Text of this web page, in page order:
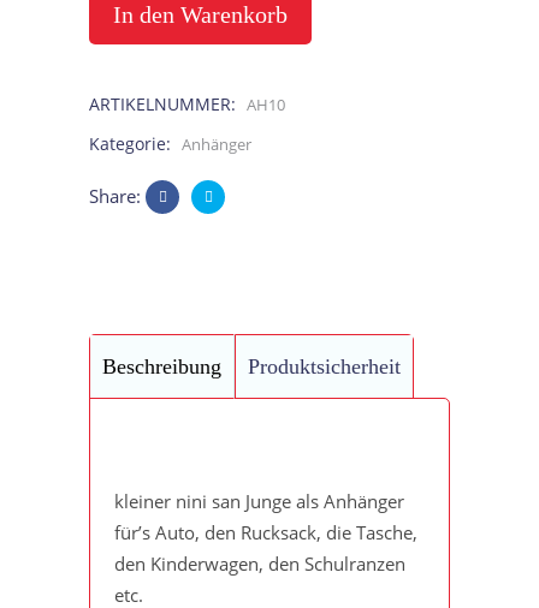
rot
In den Warenkorb
ARTIKELNUMMER: AH10
Kategorie: Anhänger
Share:
Beschreibung Produktsicherheit
kleiner nini san Junge als Anhänger
für’s Auto, den Rucksack, die Tasche,
den Kinderwagen, den Schulranzen
etc.